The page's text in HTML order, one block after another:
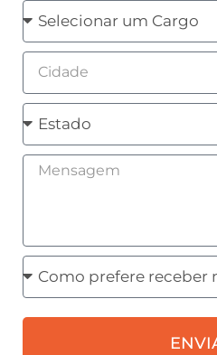
Cargo
Cidade
Estado
Mensagem
Como
prefere
receber